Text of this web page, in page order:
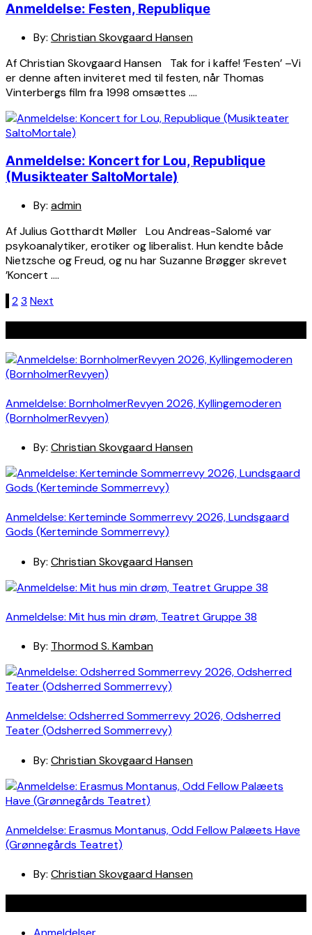
Anmeldelse: Festen, Republique
By: Christian Skovgaard Hansen
Af Christian Skovgaard Hansen Tak for i kaffe! ’Festen’ –Vi
er denne aften inviteret med til festen, når Thomas
Vinterbergs film fra 1998 omsættes ….
Anmeldelse: Koncert for Lou, Republique
(Musikteater SaltoMortale)
By: admin
Af Julius Gotthardt Møller Lou Andreas-Salomé var
psykoanalytiker, erotiker og liberalist. Hun kendte både
Nietzsche og Freud, og nu har Suzanne Brøgger skrevet
’Koncert ….
Indlægsinddeling
23 Next
Anmeldelse: BornholmerRevyen 2026, Kyllingemoderen
(BornholmerRevyen)
By: Christian Skovgaard Hansen
Anmeldelse: Kerteminde Sommerrevy 2026, Lundsgaard
Gods (Kerteminde Sommerrevy)
By: Christian Skovgaard Hansen
Anmeldelse: Mit hus min drøm, Teatret Gruppe 38
By: Thormod S. Kamban
Anmeldelse: Odsherred Sommerrevy 2026, Odsherred
Teater (Odsherred Sommerrevy)
By: Christian Skovgaard Hansen
Anmeldelse: Erasmus Montanus, Odd Fellow Palæets Have
(Grønnegårds Teatret)
By: Christian Skovgaard Hansen